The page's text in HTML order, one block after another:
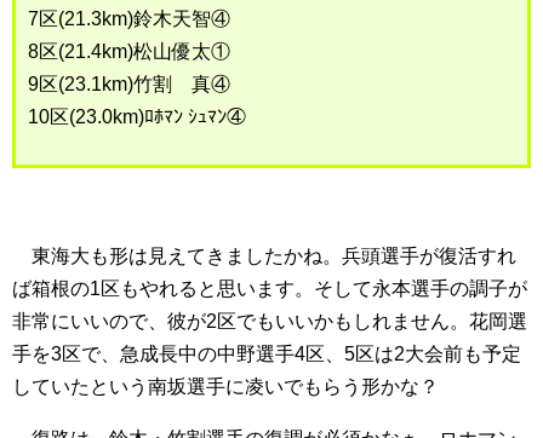
7区(21.3km)鈴木天智④
8区(21.4km)松山優太①
9区(23.1km)竹割 真④
10区(23.0km)ﾛﾎﾏﾝ ｼｭﾏﾝ④
東海大も形は見えてきましたかね。兵頭選手が復活すれ
ば箱根の1区もやれると思います。そして永本選手の調子が
非常にいいので、彼が2区でもいいかもしれません。花岡選
手を3区で、急成長中の中野選手4区、5区は2大会前も予定
していたという南坂選手に凌いでもらう形かな？